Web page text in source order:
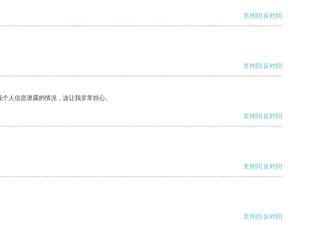
支持[0] 反对[0]
支持[0] 反对[0]
人信息泄露的情况，这让我非常担心。
支持[0] 反对[0]
支持[0] 反对[0]
支持[0] 反对[0]